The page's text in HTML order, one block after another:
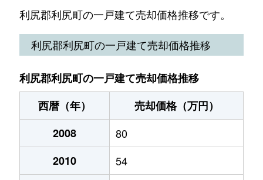
利尻郡利尻町の一戸建て売却価格推移です。
利尻郡利尻町の一戸建て売却価格推移
利尻郡利尻町の一戸建て売却価格推移
西暦（年）
売却価格（万円）
2008
80
2010
54